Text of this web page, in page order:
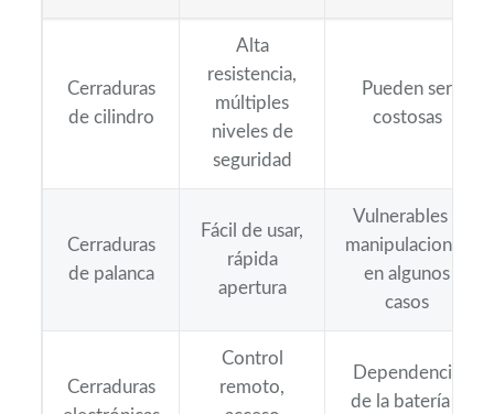
Cerraduras
de cilindro
Alta
resistencia,
múltiples
niveles de
seguridad
Pueden ser
costosas
Cerraduras
de palanca
Fácil de usar,
rápida
apertura
Vulnerables a
manipulaciones
en algunos
casos
Cerraduras
Control
remoto,
Dependencia
de la batería y